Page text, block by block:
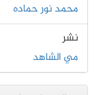
محمد نور حماده
نشر
مي الشاهد